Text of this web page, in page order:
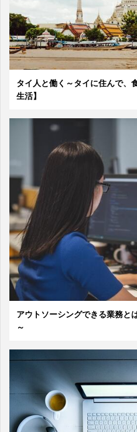
タイ人と働く～タイに住んで、
生活】
アウトソーシングできる業務と
～